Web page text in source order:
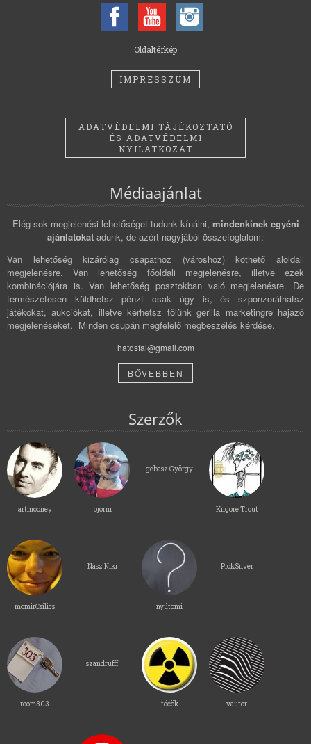
Oldaltérkép
IMPRESSZUM
ADATVÉDELMI TÁJÉKOZTATÓ
ÉS ADATVÉDELMI
NYILATKOZAT
Médiaajánlat
Elég sok megjelenési lehetőséget tudunk kínálni, mindenkinek egyéni
ajánlatokat adunk, de azért nagyjából összefoglalom:
Van lehetőség kizárólag csapathoz (városhoz) köthető aloldali
megjelenésre. Van lehetőség főoldali megjelenésre, illetve ezek
kombinációjára is. Van lehetőség posztokban való megjelenésre. De
természetesen küldhetsz pénzt csak úgy is, és szponzorálhatsz
játékokat, aukciókat, illetve kérhetsz tőlünk gerilla marketingre hajazó
megjelenéseket. Minden csupán megfelelő megbeszélés kérdése.
hatosfal@gmail.com
BŐVEBBEN
Szerzők
artmooney björni
gebasz György
Kilgore Trout
momirCsilics
Nász Niki
nyútomi
PickSilver
room303
szandrufff
töcök vautor